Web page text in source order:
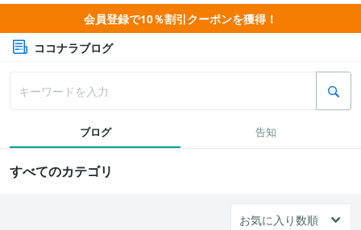
会員登録で10％割引クーポンを獲得！
ココナラブログ
ブログ 告知
すべてのカテゴリ